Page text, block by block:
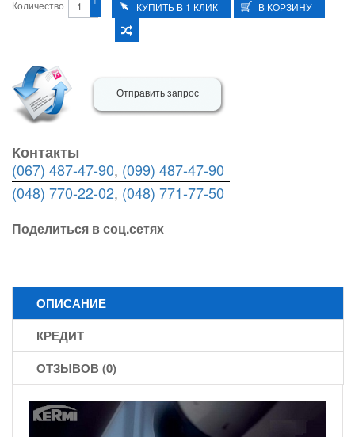
Количество -
Отправить запрос
Контакты
(067) 487-47-90, (099) 487-47-90
(048) 770-22-02, (048) 771-77-50
Поделиться в соц.сетях
ОПИСАНИЕ
КРЕДИТ
ОТЗЫВОВ (0)